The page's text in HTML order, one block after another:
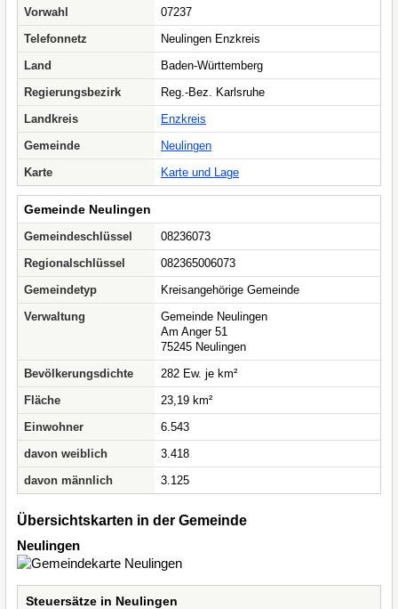
Vorwahl
07237
Telefonnetz
Neulingen Enzkreis
Land
Baden-Württemberg
Regierungsbezirk
Reg.-Bez. Karlsruhe
Landkreis
Enzkreis
Gemeinde
Neulingen
Karte
Karte und Lage
Gemeinde Neulingen
Gemeindeschlüssel
08236073
Regionalschlüssel
082365006073
Gemeindetyp
Kreisangehörige Gemeinde
Verwaltung
Gemeinde Neulingen
Am Anger 51
75245 Neulingen
Bevölkerungsdichte
282 Ew. je km²
Fläche
23,19 km²
Einwohner
6.543
davon weiblich
3.418
davon männlich
3.125
Übersichtskarten in der Gemeinde
Neulingen
Steuersätze in Neulingen